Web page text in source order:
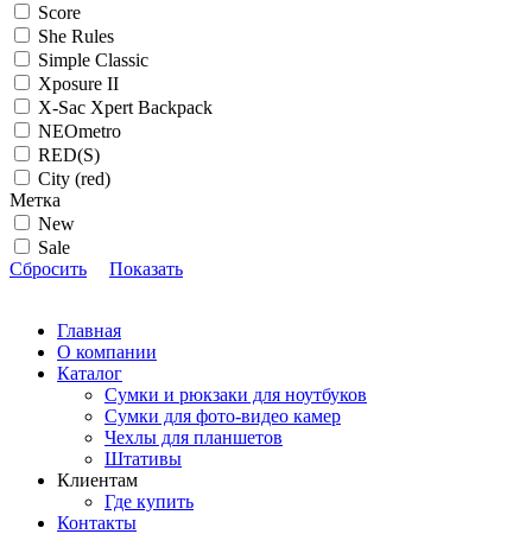
Score
She Rules
Simple Classic
Xposure II
X-Sac Xpert Backpack
NEOmetro
RED(S)
City (red)
Метка
New
Sale
Сбросить
Показать
Главная
О компании
Каталог
Сумки и рюкзаки для ноутбуков
Сумки для фото-видео камер
Чехлы для планшетов
Штативы
Клиентам
Где купить
Контакты